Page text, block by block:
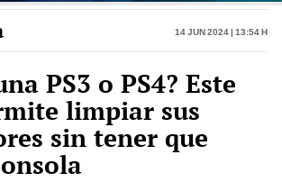
14 Jun 2024 | 13:54 h
PS3 o PS4? Este
limpiar sus
sin tener que